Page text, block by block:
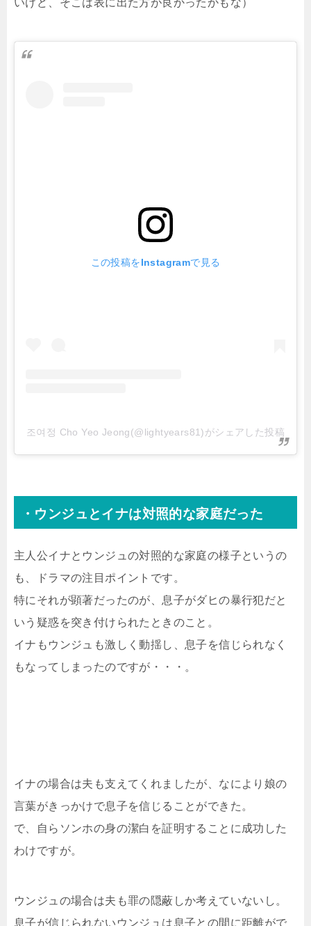
この投稿をInstagramで見る
조여정 Cho Yeo Jeong(@lightyears81)がシェアした投稿
・ウンジュとイナは対照的な家庭だった
主人公イナとウンジュの対照的な家庭の様子というの
も、ドラマの注目ポイントです。
特にそれが顕著だったのが、息子がダヒの暴行犯だと
いう疑惑を突き付けられたときのこと。
イナもウンジュも激しく動揺し、息子を信じられなく
もなってしまったのですが・・・。
イナの場合は夫も支えてくれましたが、なにより娘の
言葉がきっかけで息子を信じることができた。
で、自らソンホの身の潔白を証明することに成功した
わけですが。
ウンジュの場合は夫も罪の隠蔽しか考えていないし。
息子が信じられないウンジュは息子との間に距離がで